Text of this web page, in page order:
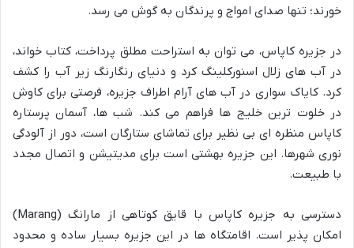
خورند؛ تنها صدای امواج و پرندگان به گوش می رسد.
در جزیره کاپاس، می توان به استراحت مطلق پرداخت، کتاب خواند،
در آب های زلال اسنورکلینگ کرد و دنیای رنگارنگ زیر آب را کشف
کرد. کایاک سواری در آب های آرام اطراف جزیره، فرصتی برای کاوش
در خلوت ترین خلیج ها فراهم می کند. شب ها، آسمان پرستاره
کاپاس منظره ای بی نظیر برای تماشای ستارگان است، دور از آلودگی
نوری شهرها. این جزیره بهشتی است برای مدیتیشن و اتصال مجدد
با طبیعت.
دسترسی به جزیره کاپاس با قایق کوتاهی از مارانگ (Marang)
امکان پذیر است. اقامتگاه ها در این جزیره بسیار ساده و محدود